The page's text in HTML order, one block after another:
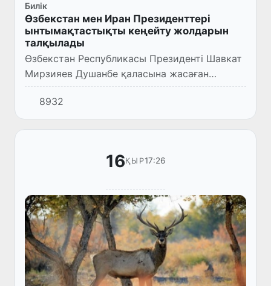
Билік
Өзбекстан мен Иран Президенттері
ынтымақтастықты кеңейту жолдарын
талқылады
Өзбекстан Республикасы Президенті Шавкат
Мирзияев Душанбе қаласына жасаған
сапарының бірінші күні аясында Иран Ислам
Республикасының Президенті Ибрагим
Раисимен кездесті.
8932
16ҚЫР17:26